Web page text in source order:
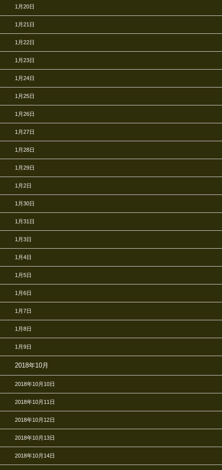
1月20日
1月21日
1月22日
1月23日
1月24日
1月25日
1月26日
1月27日
1月28日
1月29日
1月2日
1月30日
1月31日
1月3日
1月4日
1月5日
1月6日
1月7日
1月8日
1月9日
2018年10月
2018年10月10日
2018年10月11日
2018年10月12日
2018年10月13日
2018年10月14日